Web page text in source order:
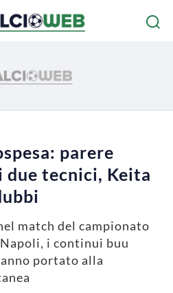
parere
due tecnici, Keita
match del campionato
i continui buu
portato alla